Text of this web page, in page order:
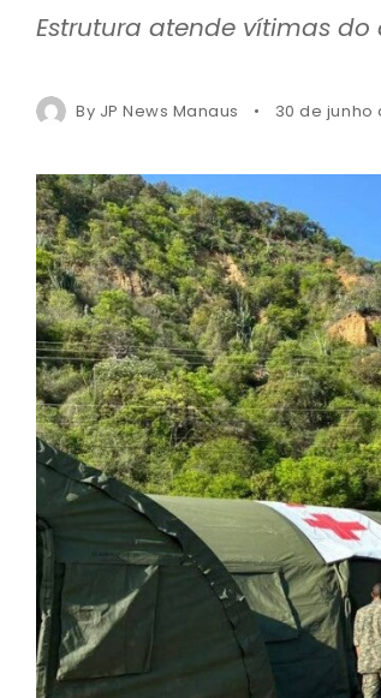
Estrutura atende vítimas
By JP News Manaus 30 de junho